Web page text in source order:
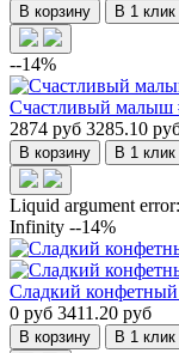
В корзину В 1 клик
--14%
Счастливый малыш
2874 руб 3285.10
В корзину В 1 клик
Liquid argument
Infinity --14%
Сладкий конфетный
0 руб 3411.20 руб
В корзину В 1 клик